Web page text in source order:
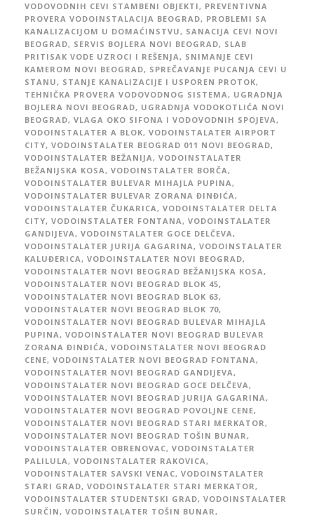
VODOVODNIH CEVI STAMBENI OBJEKTI, PREVENTIVNA
PROVERA VODOINSTALACIJA BEOGRAD, PROBLEMI SA
KANALIZACIJOM U DOMAĆINSTVU, SANACIJA CEVI NOVI
BEOGRAD, SERVIS BOJLERA NOVI BEOGRAD, SLAB
PRITISAK VODE UZROCI I REŠENJA, SNIMANJE CEVI
KAMEROM NOVI BEOGRAD, SPREČAVANJE PUCANJA CEVI U
STANU, STANJE KANALIZACIJE I USPOREN PROTOK,
TEHNIČKA PROVERA VODOVODNOG SISTEMA, UGRADNJA
BOJLERA NOVI BEOGRAD, UGRADNJA VODOKOTLIĆA NOVI
BEOGRAD, VLAGA OKO SIFONA I VODOVODNIH SPOJEVA,
VODOINSTALATER A BLOK, VODOINSTALATER AIRPORT
CITY, VODOINSTALATER BEOGRAD 011 NOVI BEOGRAD,
VODOINSTALATER BEŽANIJA, VODOINSTALATER
BEŽANIJSKA KOSA, VODOINSTALATER BORČA,
VODOINSTALATER BULEVAR MIHAJLA PUPINA,
VODOINSTALATER BULEVAR ZORANA ĐINĐIĆA,
VODOINSTALATER ČUKARICA, VODOINSTALATER DELTA
CITY, VODOINSTALATER FONTANA, VODOINSTALATER
GANDIJEVA, VODOINSTALATER GOCE DELČEVA,
VODOINSTALATER JURIJA GAGARINA, VODOINSTALATER
KALUĐERICA, VODOINSTALATER NOVI BEOGRAD,
VODOINSTALATER NOVI BEOGRAD BEŽANIJSKA KOSA,
VODOINSTALATER NOVI BEOGRAD BLOK 45,
VODOINSTALATER NOVI BEOGRAD BLOK 63,
VODOINSTALATER NOVI BEOGRAD BLOK 70,
VODOINSTALATER NOVI BEOGRAD BULEVAR MIHAJLA
PUPINA, VODOINSTALATER NOVI BEOGRAD BULEVAR
ZORANA ĐINĐIĆA, VODOINSTALATER NOVI BEOGRAD
CENE, VODOINSTALATER NOVI BEOGRAD FONTANA,
VODOINSTALATER NOVI BEOGRAD GANDIJEVA,
VODOINSTALATER NOVI BEOGRAD GOCE DELČEVA,
VODOINSTALATER NOVI BEOGRAD JURIJA GAGARINA,
VODOINSTALATER NOVI BEOGRAD POVOLJNE CENE,
VODOINSTALATER NOVI BEOGRAD STARI MERKATOR,
VODOINSTALATER NOVI BEOGRAD TOŠIN BUNAR,
VODOINSTALATER OBRENOVAC, VODOINSTALATER
PALILULA, VODOINSTALATER RAKOVICA,
VODOINSTALATER SAVSKI VENAC, VODOINSTALATER
STARI GRAD, VODOINSTALATER STARI MERKATOR,
VODOINSTALATER STUDENTSKI GRAD, VODOINSTALATER
SURČIN, VODOINSTALATER TOŠIN BUNAR,